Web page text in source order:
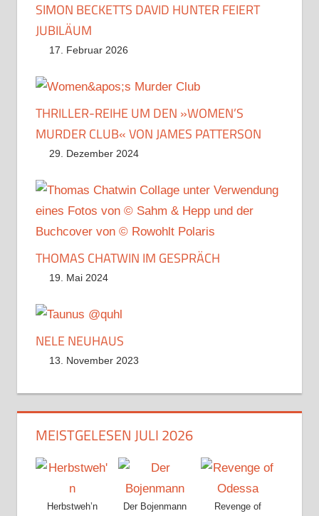
SIMON BECKETTS DAVID HUNTER FEIERT
JUBILÄUM
17. Februar 2026
THRILLER-REIHE UM DEN »WOMEN’S
MURDER CLUB« VON JAMES PATTERSON
29. Dezember 2024
THOMAS CHATWIN IM GESPRÄCH
19. Mai 2024
NELE NEUHAUS
13. November 2023
MEISTGELESEN JULI 2026
Herbstweh’n Der Bojenmann
Revenge of